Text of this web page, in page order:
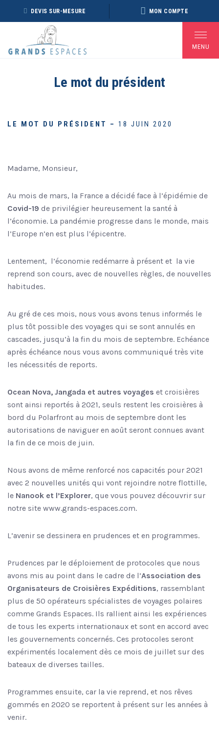
Panneau de gestion des cookies
VERSION
DEVIS SUR-MESURE MON COMPTE
MENU
Le mot du président
LE MOT DU PRÉSIDENT – 18 JUIN 2020
Madame, Monsieur,
Au mois de mars, la France a décidé face à l’épidémie de
Covid-19 de privilégier heureusement la santé à
l’économie. La pandémie progresse dans le monde, mais
l’Europe n’en est plus l’épicentre.
Lentement, l’économie redémarre à présent et la vie
reprend son cours, avec de nouvelles règles, de nouvelles
habitudes.
Au gré de ces mois, nous vous avons tenus informés le
plus tôt possible des voyages qui se sont annulés en
cascades, jusqu’à la fin du mois de septembre. Echéance
après échéance nous vous avons communiqué très vite
les nécessités de reports.
Ocean Nova, Jangada et autres voyages et croisières
sont ainsi reportés à 2021, seuls restent les croisières à
bord du Polarfront au mois de septembre dont les
autorisations de naviguer en août seront connues avant
la fin de ce mois de juin.
Nous avons de même renforcé nos capacités pour 2021
avec 2 nouvelles unités qui vont rejoindre notre flottille,
le Nanook et l’Explorer, que vous pouvez découvrir sur
notre site www.grands-espaces.com.
L’avenir se dessinera en prudences et en programmes.
Prudences par le déploiement de protocoles que nous
avons mis au point dans le cadre de l’Association des
Organisateurs de Croisières Expéditions, rassemblant
plus de 50 opérateurs spécialistes de voyages polaires
comme Grands Espaces. Ils rallient ainsi les expériences
de tous les experts internationaux et sont en accord avec
les gouvernements concernés. Ces protocoles seront
expérimentés localement dès ce mois de juillet sur des
bateaux de diverses tailles.
Programmes ensuite, car la vie reprend, et nos rêves
gommés en 2020 se reportent à présent sur les années à
venir.